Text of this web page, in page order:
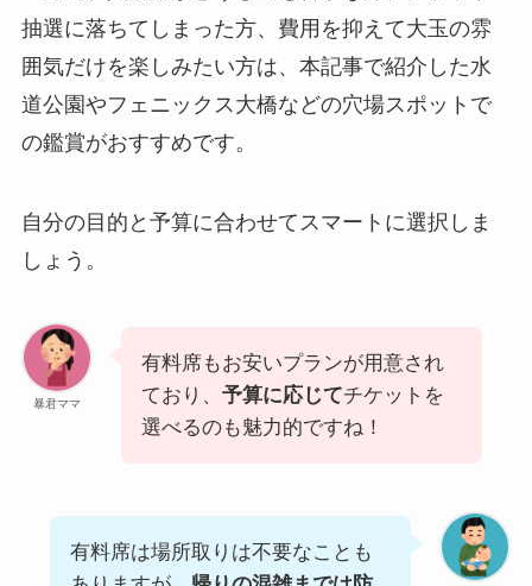
抽選に落ちてしまった方、費用を抑えて大玉の雰
囲気だけを楽しみたい方は、本記事で紹介した水
道公園やフェニックス大橋などの穴場スポットで
の鑑賞がおすすめです。
自分の目的と予算に合わせてスマートに選択しま
しょう。
暴君ママ
有料席もお安いプランが用意され
ており、 予算に応じてチケットを
選べるのも魅力的ですね！
有料席は場所取りは不要なことも